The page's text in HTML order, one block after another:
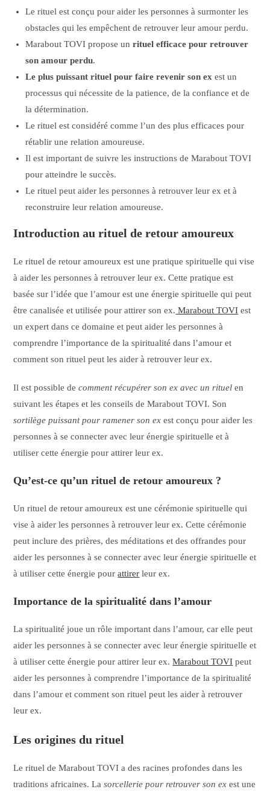
Le rituel est conçu pour aider les personnes à surmonter les
obstacles qui les empêchent de retrouver leur amour perdu.
Marabout TOVI propose unrituel efficace pour retrouver
son amour perdu.
Le plus puissant rituel pour faire revenir son ex est un
processus qui nécessite de la patience, de la confiance et de
la détermination.
Le rituel est considéré comme l’un des plus efficaces pour
rétablir une relation amoureuse.
Il est important de suivre les instructions de Marabout TOVI
pour atteindre le succès.
Le rituel peut aider les personnes à retrouver leur ex et à
reconstruire leur relation amoureuse.
Introduction au rituel de retour amoureux
Le rituel de retour amoureux est une pratique spirituelle qui vise
à aider les personnes à retrouver leur ex. Cette pratique est
basée sur l’idée que l’amour est une énergie spirituelle qui peut
être canalisée et utilisée pour attirer son ex. Marabout TOVI est
un expert dans ce domaine et peut aider les personnes à
comprendre l’importance de la spiritualité dans l’amour et
comment son rituel peut les aider à retrouver leur ex.
Il est possible decomment récupérer son ex avec un rituel en
suivant les étapes et les conseils de Marabout TOVI. Son
sortilège puissant pour ramener son ex est conçu pour aider les
personnes à se connecter avec leur énergie spirituelle et à
utiliser cette énergie pour attirer leur ex.
Qu’est-ce qu’un rituel de retour amoureux ?
Un rituel de retour amoureux est une cérémonie spirituelle qui
vise à aider les personnes à retrouver leur ex. Cette cérémonie
peut inclure des prières, des méditations et des offrandes pour
aider les personnes à se connecter avec leur énergie spirituelle et
à utiliser cette énergie pourattirer leur ex.
Importance de la spiritualité dans l’amour
La spiritualité joue un rôle important dans l’amour, car elle peut
aider les personnes à se connecter avec leur énergie spirituelle et
à utiliser cette énergie pour attirer leur ex.Marabout TOVI peut
aider les personnes à comprendre l’importance de la spiritualité
dans l’amour et comment son rituel peut les aider à retrouver
leur ex.
Les origines du rituel
Le rituel de Marabout TOVI a des racines profondes dans les
traditions africaines. Lasorcellerie pour retrouver son ex est une